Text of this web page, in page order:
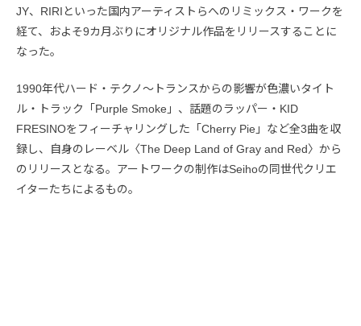
JY、RIRIといった国内アーティストらへのリミックス・ワークを
経て、およそ9カ月ぶりにオリジナル作品をリリースすることに
なった。
1990年代ハード・テクノ〜トランスからの影響が色濃いタイト
ル・トラック「Purple Smoke」、話題のラッパー・KID
FRESINOをフィーチャリングした「Cherry Pie」など全3曲を収
録し、自身のレーベル〈The Deep Land of Gray and Red〉から
のリリースとなる。アートワークの制作はSeihoの同世代クリエ
イターたちによるもの。